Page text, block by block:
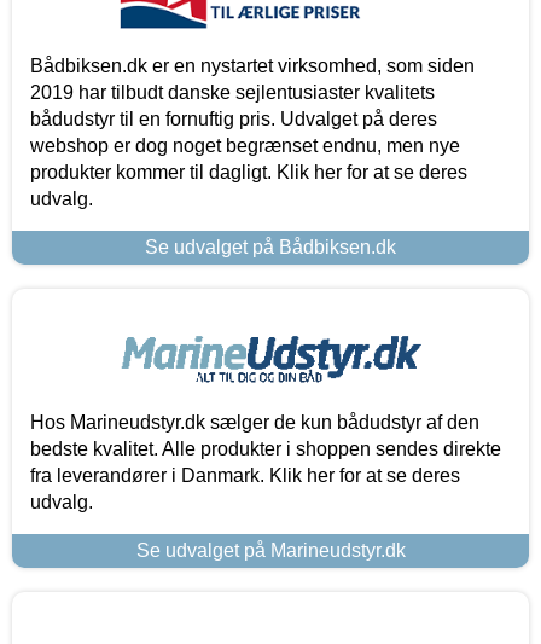
Bådbiksen.dk er en nystartet virksomhed, som siden
2019 har tilbudt danske sejlentusiaster kvalitets
bådudstyr til en fornuftig pris. Udvalget på deres
webshop er dog noget begrænset endnu, men nye
produkter kommer til dagligt. Klik her for at se deres
udvalg.
Se udvalget på Bådbiksen.dk
Hos Marineudstyr.dk sælger de kun bådudstyr af den
bedste kvalitet. Alle produkter i shoppen sendes direkte
fra leverandører i Danmark. Klik her for at se deres
udvalg.
Se udvalget på Marineudstyr.dk